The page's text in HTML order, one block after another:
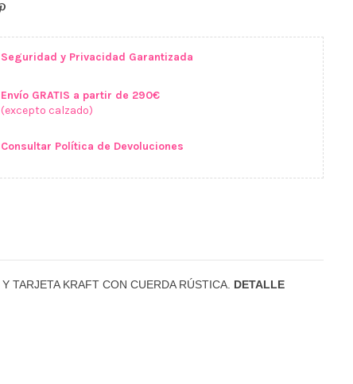
Seguridad y Privacidad Garantizada
Envío GRATIS a partir de 290€
(excepto calzado)
Consultar Política de Devoluciones
Y TARJETA KRAFT CON CUERDA RÚSTICA. DETALLE